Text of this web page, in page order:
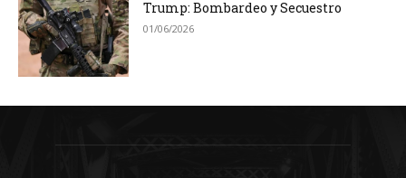
Trump: Bombardeo y Secuestro
01/06/2026